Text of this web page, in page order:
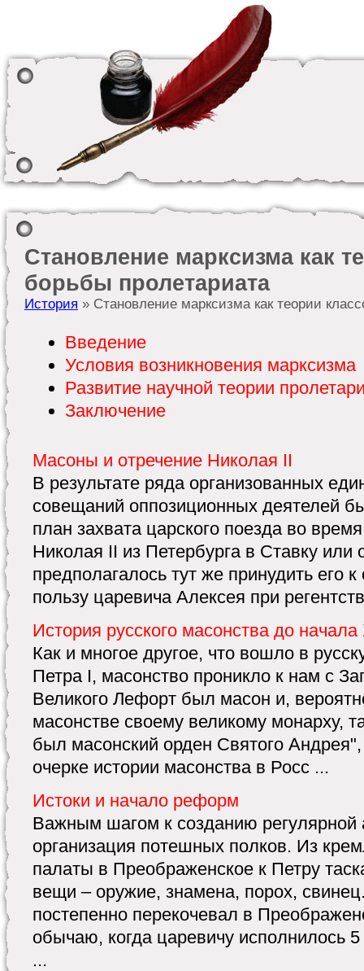
Становление марксизма как
борьбы пролетариата
История » Становление марксизма как теории
Введение
Условия возникновения марксизма
Развитие научной теории
Заключение
Масоны и отречение Николая II
В результате ряда организованных
совещаний оппозиционных деятелей
план захвата царского поезда во
Николая II из Петербурга в Ставку или
предполагалось тут же принудить его
пользу царевича Алексея при
История русского масонства до
Как и многое другое, что вошло в
Петра I, масонство проникло к нам с
Великого Лефорт был масон и,
масонстве своему великому монарху,
был масонский орден Святого
очерке истории масонства в Росс ...
Истоки и начало реформ
Важным шагом к созданию регулярной
организация потешных полков. Из
палаты в Преображенское к Петру
вещи – оружие, знамена, порох,
постепенно перекочевал в
обычаю, когда царевичу исполнилось
...